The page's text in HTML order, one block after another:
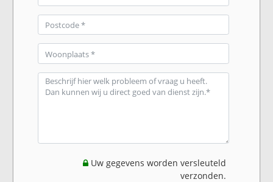
Uw gegevens worden versleuteld
verzonden.